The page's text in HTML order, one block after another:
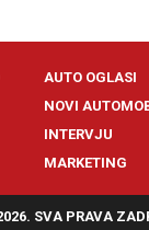
AUTO OGLASI
NOVI
INTERVJU
MARKETING
SVA PRAVA